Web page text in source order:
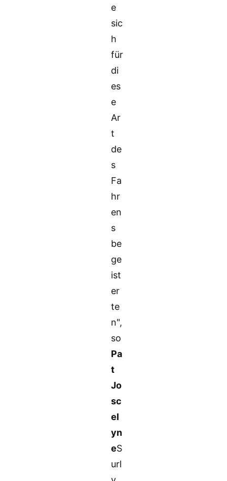
e
sic
h
für
di
es
e
Ar
t
de
s
Fa
hr
en
s
be
ge
ist
er
te
n",
so
Pa
t
Jo
sc
el
yn
eS
url